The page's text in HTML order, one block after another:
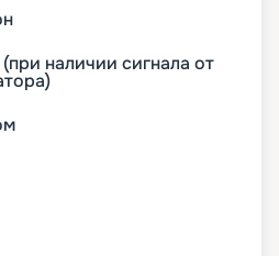
наличии сигнала от